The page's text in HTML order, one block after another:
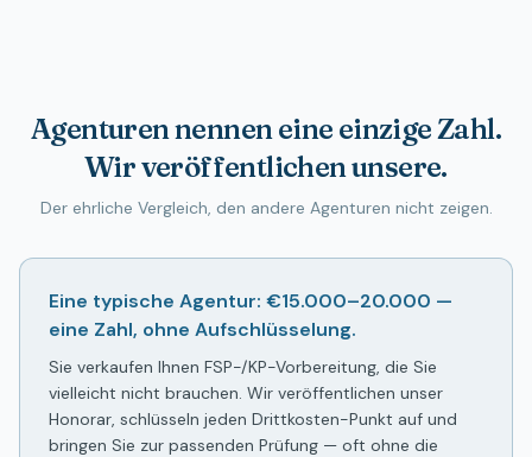
Agenturen nennen eine einzige Zahl.
Wir veröffentlichen unsere.
Der ehrliche Vergleich, den andere Agenturen nicht zeigen.
Eine typische Agentur: €15.000–20.000 —
eine Zahl, ohne Aufschlüsselung.
Sie verkaufen Ihnen FSP-/KP-Vorbereitung, die Sie
vielleicht nicht brauchen. Wir veröffentlichen unser
Honorar, schlüsseln jeden Drittkosten-Punkt auf und
bringen Sie zur passenden Prüfung — oft ohne die